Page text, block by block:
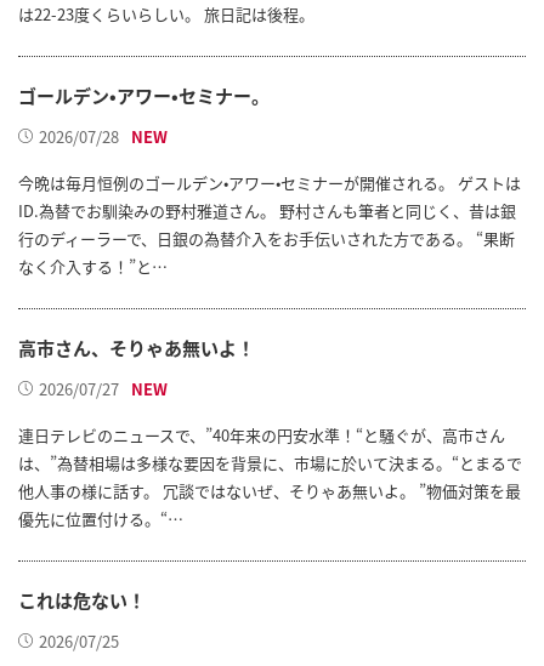
は22-23度くらいらしい。 旅日記は後程。
ゴールデン•アワー•セミナー。
2026/07/28
今晩は毎月恒例のゴールデン•アワー•セミナーが開催される。 ゲストは
ID.為替でお馴染みの野村雅道さん。 野村さんも筆者と同じく、昔は銀
行のディーラーで、日銀の為替介入をお手伝いされた方である。 “果断
なく介入する！”と…
高市さん、そりゃあ無いよ！
2026/07/27
連日テレビのニュースで、”40年来の円安水準！“と騒ぐが、高市さん
は、”為替相場は多様な要因を背景に、市場に於いて決まる。“とまるで
他人事の様に話す。 冗談ではないぜ、そりゃあ無いよ。 ”物価対策を最
優先に位置付ける。“…
これは危ない！
2026/07/25